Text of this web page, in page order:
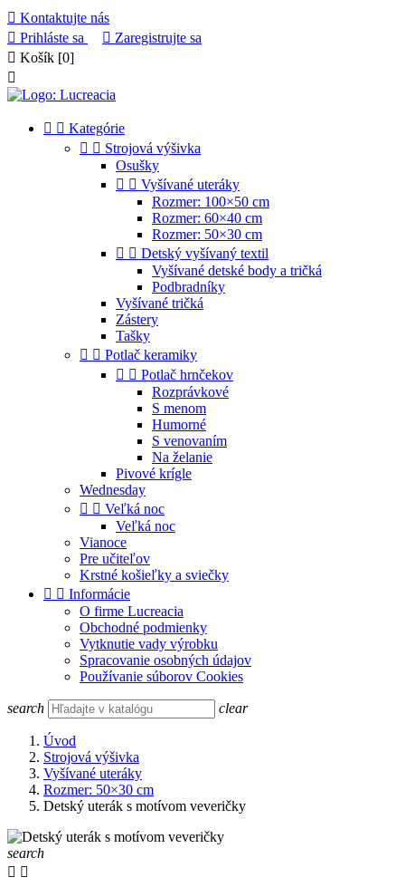
 Kontaktujte nás
 Prihláste sa  Zaregistrujte sa
 Košík [0]

  Kategórie
  Strojová výšivka
Osušky
  Vyšívané uteráky
Rozmer: 100×50 cm
Rozmer: 60×40 cm
Rozmer: 50×30 cm
  Detský vyšívaný textil
Vyšívané detské body a tričká
Podbradníky
Vyšívané tričká
Zástery
Tašky
  Potlač keramiky
  Potlač hrnčekov
Rozprávkové
S menom
Humorné
S venovaním
Na želanie
Pivové krígle
Wednesday
  Veľká noc
Veľká noc
Vianoce
Pre učiteľov
Krstné košieľky a sviečky
  Informácie
O firme Lucreacia
Obchodné podmienky
Vytknutie vady výrobku
Spracovanie osobných údajov
Používanie súborov Cookies
search clear
Úvod
Strojová výšivka
Vyšívané uteráky
Rozmer: 50×30 cm
Detský uterák s motívom veveričky
search
 